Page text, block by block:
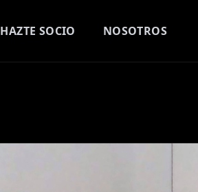
HAZTE SOCIO NOSOTROS